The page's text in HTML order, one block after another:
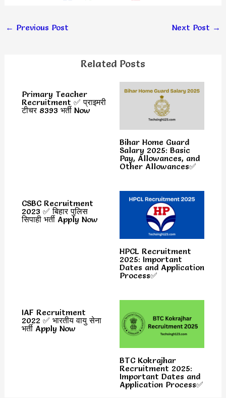
← Previous Post Next Post →
Related Posts
Primary Teacher
Recruitment ✅ प्राइमरी
टीचर 8393 भर्ती Now
Bihar Home Guard
Salary 2025: Basic
Pay, Allowances, and
Other Allowances✅
CSBC Recruitment
2023 ✅ बिहार पुलिस
सिपाही भर्ती Apply Now
HPCL Recruitment
2025: Important
Dates and Application
Process✅
IAF Recruitment
2022 ✅ भारतीय वायु सेना
भर्ती Apply Now
BTC Kokrajhar
Recruitment 2025:
Important Dates and
Application Process✅